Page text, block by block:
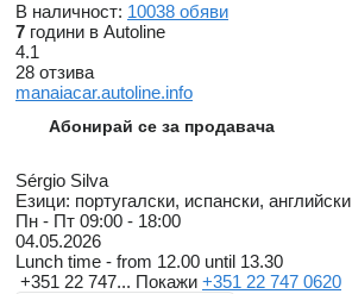
В наличност: 10038 обяви
7 години в Autoline
4.1
28 отзива
manaiacar.autoline.info
Абонирай се за продавача
Sérgio Silva
Езици: португалски, испански, английски
Пн - Пт 09:00 - 18:00
04.05.2026
Lunch time - from 12.00 until 13.30
+351 22 747... Покажи +351 22 747 0620